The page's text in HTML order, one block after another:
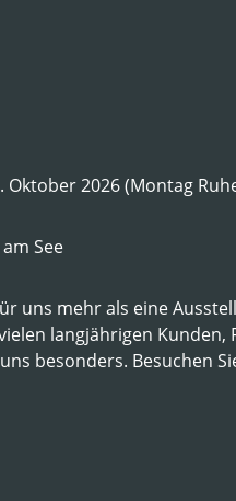
Oktober 2026 (Montag
See
uns mehr als eine
langjährigen Kunden,
besonders. Besuchen